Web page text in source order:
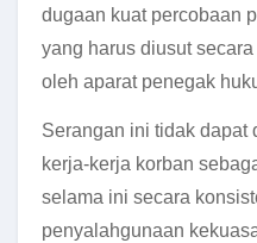
dugaan kuat percobaan
yang harus diusut
oleh aparat penegak
Serangan ini tidak dapat
kerja-kerja korban
selama ini secara
penyalahgunaan